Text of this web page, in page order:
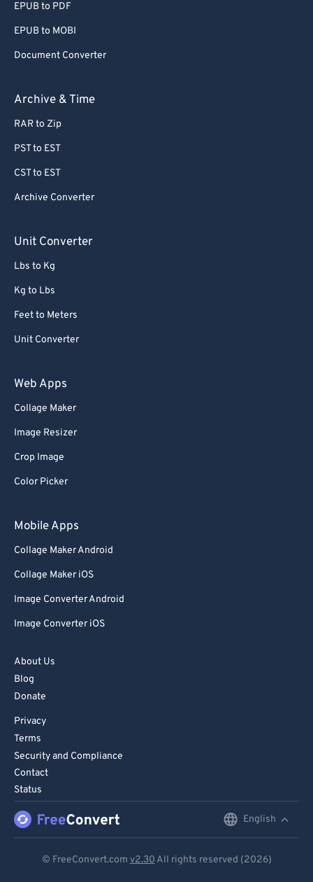
EPUB to PDF
EPUB to MOBI
Document Converter
Archive & Time
RAR to Zip
PST to EST
CST to EST
Archive Converter
Unit Converter
Lbs to Kg
Kg to Lbs
Feet to Meters
Unit Converter
Web Apps
Collage Maker
Image Resizer
Crop Image
Color Picker
Mobile Apps
Collage Maker Android
Collage Maker iOS
Image Converter Android
Image Converter iOS
About Us
Blog
Donate
Privacy
Terms
Security and Compliance
Contact
Status
English
© FreeConvert.com v2.30 All rights reserved (2026)